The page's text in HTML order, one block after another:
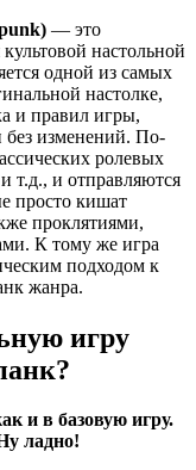
— это
настольной
одной из самых
настолке,
и правил игры,
без изменений. По-
ролевых
т.д., и отправляются
просто кишат
проклятиями,
К тому же игра
подходом к
жанра.
игру
и в базовую игру.
ладно!